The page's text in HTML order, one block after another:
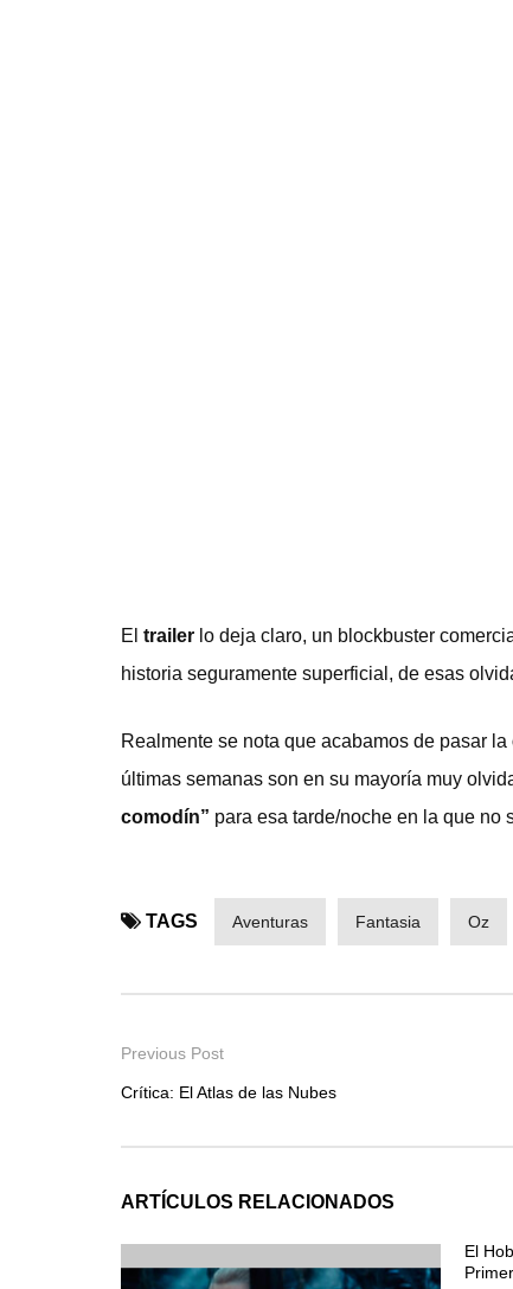
El trailer lo deja claro, un blockbuster
historia seguramente superficial, de esas
Realmente se nota que acabamos de pasar la
últimas semanas son en su mayoría muy
comodín” para esa tarde/noche en la que no
TAGS Aventuras Fantasia Oz
Previous Post
Crítica: El Atlas de las Nubes
ARTÍCULOS RELACIONADOS
El